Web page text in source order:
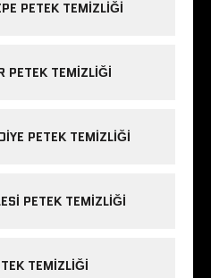
PETEK TEMIZLIĞI
PETEK TEMIZLIĞI
PETEK TEMIZLIĞI
PETEK TEMIZLIĞI
TEMIZLIĞI